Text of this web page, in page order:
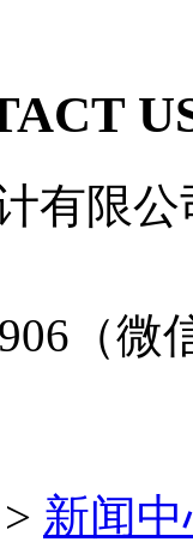
有限公
（微
> 新闻